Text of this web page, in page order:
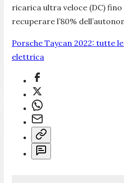
ricarica ultra veloce (DC) fino
recuperare l’80%
Porsche Taycan 2022: tutte
elettrica